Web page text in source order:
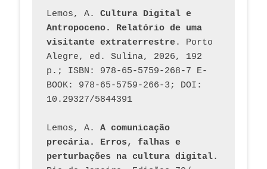
Lemos, A. Cultura Digital e
Antropoceno. Relatório de uma
visitante extraterrestre. Porto
Alegre, ed. Sulina, 2026, 192
p.; ISBN: 978-65-5759-268-7 E-
BOOK: 978-65-5759-266-3; DOI:
10.29327/5844391
Lemos, A. A comunicação
precária. Erros, falhas e
perturbações na cultura digital.